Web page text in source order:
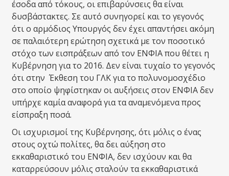
έσοδα από τόκους, οι επιβαρύνσεις θα είναι
δυσβάστακτες. Σε αυτό συνηγορεί και το γεγονός
ότι ο αρμόδιος Υπουργός δεν έχει απαντήσει ακόμη
σε παλαιότερη ερώτηση σχετικά με τον ποσοτικό
στόχο των εισπράξεων από τον ΕΝΦΙΑ που θέτει η
Κυβέρνηση για το 2016. Δεν είναι τυχαίο το γεγονός
ότι στην Έκθεση του ΓΛΚ για το πολυνομοσχέδιο
στο οποίο ψηφίστηκαν οι αυξήσεις στον ΕΝΦΙΑ δεν
υπήρχε καμία αναφορά για τα αναμενόμενα προς
είσπραξη ποσά.
Οι ισχυρισμοί της Κυβέρνησης, ότι μόλις ο ένας
στους οχτώ πολίτες, θα δει αύξηση στο
εκκαθαριστικό του ΕΝΦΙΑ, δεν ισχύουν και θα
καταρρεύσουν μόλις σταλούν τα εκκαθαριστικά